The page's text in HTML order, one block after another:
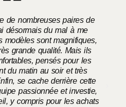
de nombreuses paires de
désormais du mal à me
modèles sont magnifiques,
grande qualité. Mais ils
pensés pour les
du matin au soir et très
se cache derrière cette
passionnée et investie,
y compris pour les achats